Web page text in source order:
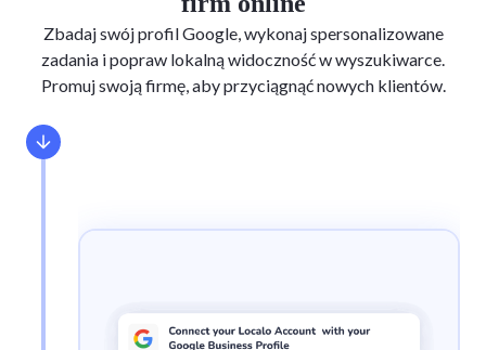
Zbadaj swój profil Google, wykonaj spersonalizowane
zadania i popraw lokalną widoczność w wyszukiwarce.
Promuj swoją firmę, aby przyciągnąć nowych klientów.